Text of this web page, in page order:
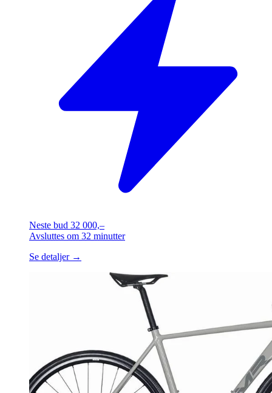
Neste bud 32 000,–
Avsluttes om 32 minutter
Se detaljer →